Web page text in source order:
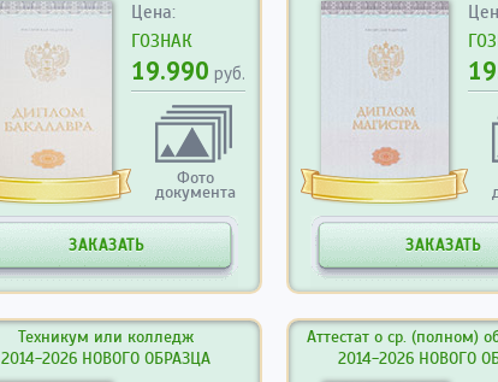
Цена:
ГОЗНАК
19.990 руб.
Фото
документа
ЗАКАЗАТЬ ЗАКАЗАТЬ
Техникум или колледж
2014-2026 НОВОГО ОБРАЗЦА
Аттестат о ср. (полном)
2014-2026 НОВОГО